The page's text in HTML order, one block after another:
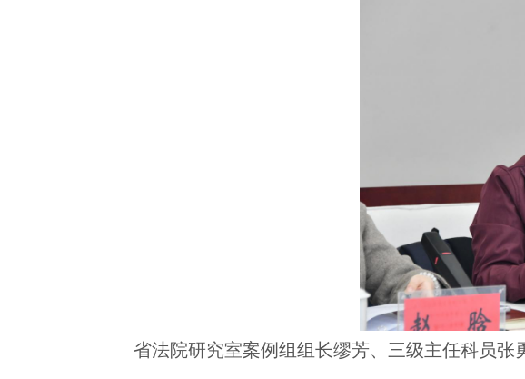
省法院研究室案例组组长缪芳、三级主任科员